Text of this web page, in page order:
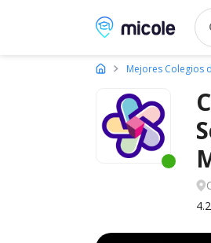
Micole, buscador
Mejores Colegios
Este centro
4.2